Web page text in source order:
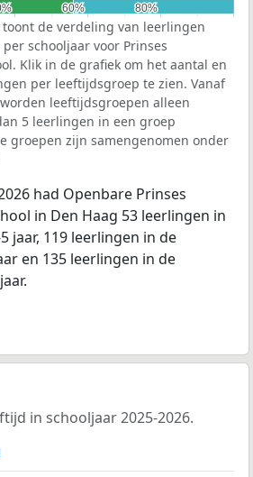
60%
60% 80%
80%
toont de verdeling van leerlingen
schooljaar voor Prinses
Klik in de grafiek om het aantal en
per leeftijdsgroep te zien. Vanaf
leeftijdsgroepen alleen
5 leerlingen in een groep
groepen zijn samengenomen onder
had Openbare Prinses
in Den Haag 53 leerlingen in
jaar, 119 leerlingen in de
en 135 leerlingen in de
in schooljaar 2025-2026.